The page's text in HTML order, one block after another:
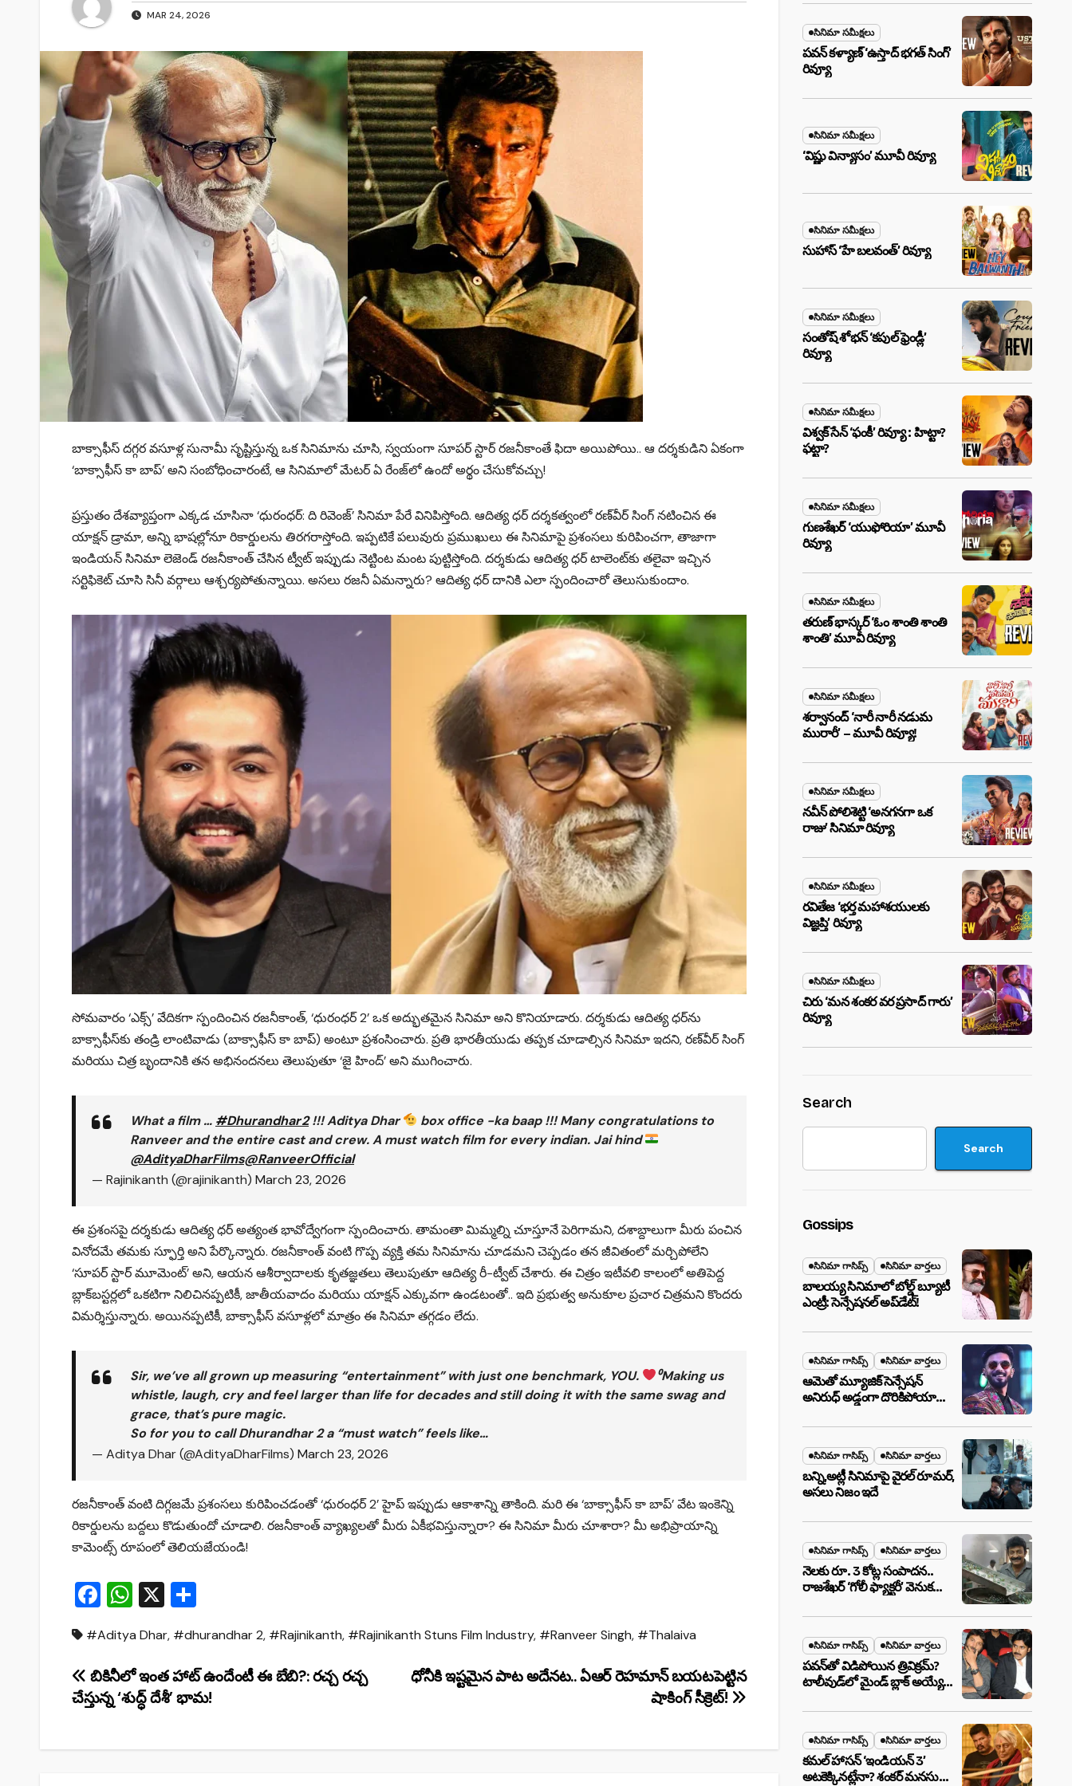
MAR 24, 2026
బాక్సాఫీస్ దగ్గర వసూళ్ల సునామీ సృష్టిస్తున్న ఒక సినిమాను చూసి, స్వయంగా సూపర్ స్టార్ రజనీకాంతే ఫిదా అయిపోయి.. ఆ దర్శకుడిని ఏకంగా
‘బాక్సాఫీస్ కా బాప్’ అని సంబోధించారంటే, ఆ సినిమాలో మేటర్ ఏ రేంజ్‌లో ఉందో అర్థం చేసుకోవచ్చు!
ప్రస్తుతం దేశవ్యాప్తంగా ఎక్కడ చూసినా ‘ధురంధర్: ది రివెంజ్’ సినిమా పేరే వినిపిస్తోంది. ఆదిత్య ధర్ దర్శకత్వంలో రణ్‌వీర్ సింగ్ నటించిన ఈ
యాక్షన్ డ్రామా, అన్ని భాషల్లోనూ రికార్డులను తిరగరాస్తోంది. ఇప్పటికే పలువురు ప్రముఖులు ఈ సినిమాపై ప్రశంసలు కురిపించగా, తాజాగా
ఇండియన్ సినిమా లెజెండ్ రజనీకాంత్ చేసిన ట్వీట్ ఇప్పుడు నెట్టింట మంట పుట్టిస్తోంది. దర్శకుడు ఆదిత్య ధర్ టాలెంట్‌కు తలైవా ఇచ్చిన
సర్టిఫికెట్ చూసి సినీ వర్గాలు ఆశ్చర్యపోతున్నాయి. అసలు రజనీ ఏమన్నారు? ఆదిత్య ధర్ దానికి ఎలా స్పందించారో తెలుసుకుందాం.
సోమవారం ‘ఎక్స్’ వేదికగా స్పందించిన రజనీకాంత్, ‘ధురంధర్ 2’ ఒక అద్భుతమైన సినిమా అని కొనియాడారు. దర్శకుడు ఆదిత్య ధర్‌ను
బాక్సాఫీస్‌కు తండ్రి లాంటివాడు (బాక్సాఫీస్ కా బాప్) అంటూ ప్రశంసించారు. ప్రతి భారతీయుడు తప్పక చూడాల్సిన సినిమా ఇదని, రణ్‌వీర్ సింగ్
మరియు చిత్ర బృందానికి తన అభినందనలు తెలుపుతూ ‘జై హింద్’ అని ముగించారు.
What a film … #Dhurandhar2‌!!! Aditya Dhar
box office -ka baap !!! Many congratulations to
Ranveer and the entire cast and crew. A must watch film for every indian. Jai hind
@AdityaDharFilms@RanveerOfficial
— Rajinikanth (@rajinikanth) March 23, 2026
ఈ ప్రశంసపై దర్శకుడు ఆదిత్య ధర్ అత్యంత భావోద్వేగంగా స్పందించారు. తామంతా మిమ్మల్ని చూస్తూనే పెరిగామని, దశాబ్దాలుగా మీరు పంచిన
వినోదమే తమకు స్ఫూర్తి అని పేర్కొన్నారు. రజనీకాంత్ వంటి గొప్ప వ్యక్తి తమ సినిమాను చూడమని చెప్పడం తన జీవితంలో మర్చిపోలేని
‘సూపర్ స్టార్ మూమెంట్’ అని, ఆయన ఆశీర్వాదాలకు కృతజ్ఞతలు తెలుపుతూ ఆదిత్య రీ-ట్వీట్ చేశారు. ఈ చిత్రం ఇటీవలి కాలంలో అతిపెద్ద
బ్లాక్‌బస్టర్లలో ఒకటిగా నిలిచినప్పటికీ, జాతీయవాదం మరియు యాక్షన్ ఎక్కువగా ఉండటంతో.. ఇది ప్రభుత్వ అనుకూల ప్రచార చిత్రమని కొందరు
విమర్శిస్తున్నారు. అయినప్పటికీ, బాక్సాఫీస్ వసూళ్లలో మాత్రం ఈ సినిమా తగ్గడం లేదు.
Sir, we’ve all grown up measuring “entertainment” with just one benchmark, YOU.
⁰Making us
whistle, laugh, cry and feel larger than life for decades and still doing it with the same swag and
grace, that’s pure magic.
So for you to call Dhurandhar 2 a “must watch” feels like…
— Aditya Dhar (@AdityaDharFilms) March 23, 2026
రజనీకాంత్ వంటి దిగ్గజమే ప్రశంసలు కురిపించడంతో ‘ధురంధర్ 2’ హైప్ ఇప్పుడు ఆకాశాన్ని తాకింది. మరి ఈ ‘బాక్సాఫీస్ కా బాప్’ వేట ఇంకెన్ని
రికార్డులను బద్దలు కొడుతుందో చూడాలి. రజనీకాంత్ వ్యాఖ్యలతో మీరు ఏకీభవిస్తున్నారా? ఈ సినిమా మీరు చూశారా? మీ అభిప్రాయాన్ని
కామెంట్స్ రూపంలో తెలియజేయండి!
F
c
e
b
o
W
at
s
A
p
X
ar
e
#Aditya Dhar, #dhurandhar 2, #Rajinikanth, #Rajinikanth Stuns Film Industry, #Ranveer Singh, #Thalaiva
Post
navigation
ధోనీకి ఇష్టమైన పాట అదేనట.. ఏఆర్ రెహమాన్ బయటపెట్టిన
షాకింగ్ సీక్రెట్!
బికినీలో ఇంత హాట్ ఉందేంటీ ఈ బేబి?: రచ్చ రచ్చ
చేస్తున్న ‘శుద్ధ్ దేశీ’ భామ!
సినిమా సమీక్షలు
పవన్ కళ్యాణ్ ‘ఉస్తాద్ భ‌గ‌త్ సింగ్’
రివ్యూ
సినిమా సమీక్షలు
‘విష్ణు విన్యాసం’ మూవీ రివ్యూ
సినిమా సమీక్షలు
సుహాస్ ‘హే బలవంత్’ రివ్యూ
సినిమా సమీక్షలు
సంతోష్ శోభన్ ‘కపుల్ ఫ్రెండ్లీ’
రివ్యూ
సినిమా సమీక్షలు
విశ్వక్ సేన్ ‘ఫంకీ’ రివ్యూ : హిట్టా?
ఫట్టా?
సినిమా సమీక్షలు
గుణశేఖర్ ‘యుఫోరియా’ మూవీ
రివ్యూ
సినిమా సమీక్షలు
తరుణ్ భాస్కర్ ‘ఓం శాంతి శాంతి
శాంతి’ మూవీ రివ్యూ
సినిమా సమీక్షలు
శర్వానంద్ ‘నారీ నారీ నడుమ
మురారీ’ – మూవీ రివ్యూ!
సినిమా సమీక్షలు
నవీన్ పోలిశెట్టి ‘అనగనగా ఒక
రాజు’ సినిమా రివ్యూ
సినిమా సమీక్షలు
రవితేజ ‘భర్త మహాశయులకు
విజ్ఞప్తి’ రివ్యూ
సినిమా సమీక్షలు
చిరు ‘మ‌న శంక‌ర వ‌ర ప్ర‌సాద్ గారు’
రివ్యూ
Search
Search
Gossips
సినిమా గాసిప్స్ సినిమా వార్తలు
బాలయ్య సినిమాలో బోల్డ్ బ్యూటీ
ఎంట్రీ: సెన్సేషనల్ అప్‌డేట్!
సినిమా గాసిప్స్ సినిమా వార్తలు
ఆమెతో మ్యూజిక్ సెన్సేషన్
అనిరుధ్ అడ్డంగా దొరికిపోయారా?
మేటర్!
సినిమా గాసిప్స్ సినిమా వార్తలు
బన్ని,అట్లీ సినిమాపై వైరల్ రూమర్,
అసలు నిజం ఇదే
సినిమా గాసిప్స్ సినిమా వార్తలు
నెలకు రూ. 3 కోట్ల సంపాదన..
రాజశేఖర్ ‘గోలీ ఫ్యాక్టరీ’ వెనుక
సినిమా గాసిప్స్ సినిమా వార్తలు
పవన్‌తో విడిపోయిన త్రివిక్రమ్?
టాలీవుడ్‌లో మైండ్ బ్లాక్ అయ్యే
సినిమా గాసిప్స్ సినిమా వార్తలు
కమల్ హాసన్ ‘ఇండియన్ 3’
అటకెక్కినట్లేనా? శంకర్ మనసులో